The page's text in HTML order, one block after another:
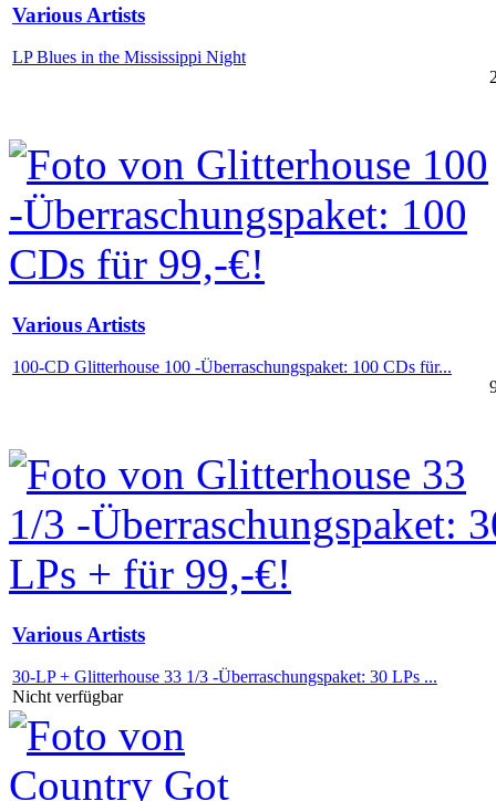
Various Artists
LP Blues in the Mississippi Night
Various Artists
100-CD Glitterhouse 100 -Überraschungspaket: 100 CDs für...
Various Artists
30-LP + Glitterhouse 33 1/3 -Überraschungspaket: 30 LPs ...
Nicht verfügbar